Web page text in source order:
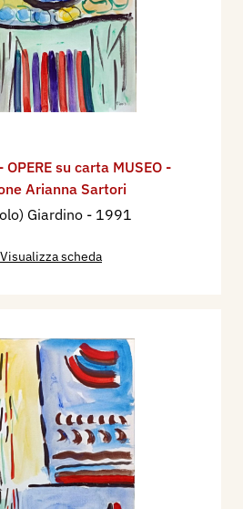
OPERE su carta MUSEO -
Arianna Sartori
Giardino - 1991
Visualizza scheda